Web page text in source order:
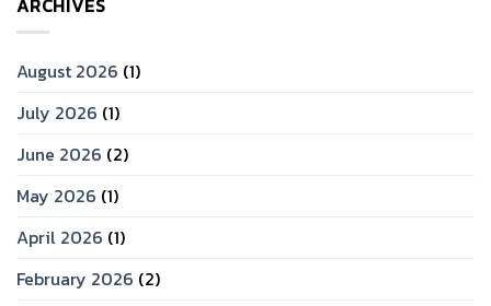
August 2026 (1)
July 2026 (1)
June 2026 (2)
May 2026 (1)
April 2026 (1)
February 2026 (2)